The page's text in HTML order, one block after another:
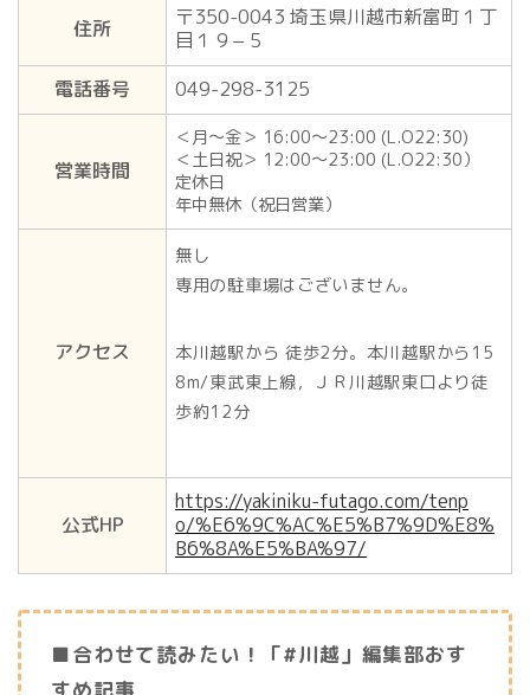
住所
〒350-0043 埼玉県川越市新富町１丁
目１９−５
電話番号
049-298-3125
営業時間
＜月～金＞ 16:00～23:00 (L.O22:30)
＜土日祝＞ 12:00～23:00 (L.O22:30）
定休日
年中無休（祝日営業）
アクセス
無し
専用の駐車場はございません。
本川越駅から 徒歩2分。本川越駅から15
8m/東武東上線，ＪＲ川越駅東口より徒
歩約12分
公式HP
https://yakiniku-futago.com/tenp
o/%E6%9C%AC%E5%B7%9D%E8%
B6%8A%E5%BA%97/
■合わせて読みたい！「#川越」編集部おす